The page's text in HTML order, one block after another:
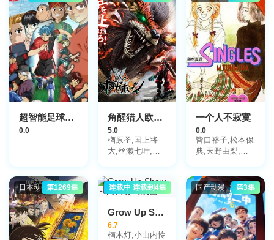
超智能足球2世界大赛篇
0.0
角醒猎人欧米茄号角
5.0
楢原圣,国上将
大,丝濑七叶,田
大翔,三浦舞华,
加藤清史郎,长田
一个人不寂寞
0.0
皆口裕子,松本保
典,天野由梨,草
日本动漫第1269集 日本动漫
连载中 连载到4集
Grow Up Show ～向日葵马戏团～
6.7
楠木灯,小山内怜
国产动漫 第3集